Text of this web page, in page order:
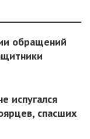
обращений
испугался
спасших